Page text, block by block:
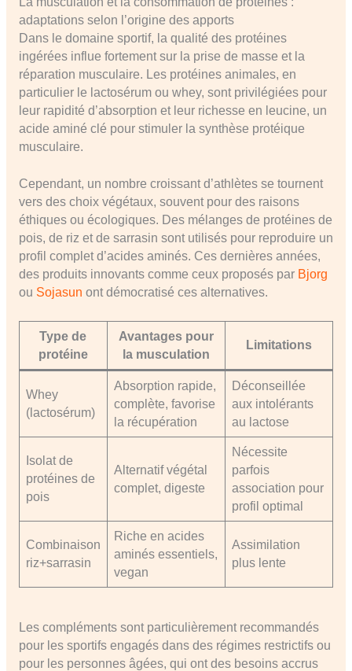
adaptations selon l’origine des apports
Dans le domaine sportif, la qualité des protéines
ingérées influe fortement sur la prise de masse et la
réparation musculaire. Les protéines animales, en
particulier le lactosérum ou whey, sont privilégiées pour
leur rapidité d’absorption et leur richesse en leucine, un
acide aminé clé pour stimuler la synthèse protéique
musculaire.
Cependant, un nombre croissant d’athlètes se tournent
vers des choix végétaux, souvent pour des raisons
éthiques ou écologiques. Des mélanges de protéines de
pois, de riz et de sarrasin sont utilisés pour reproduire un
profil complet d’acides aminés. Ces dernières années,
des produits innovants comme ceux proposés par Bjorg
ou Sojasun ont démocratisé ces alternatives.
Type de
protéine
Avantages pour
la musculation
Limitations
Whey
(lactosérum)
Absorption rapide,
complète, favorise
la récupération
Déconseillée
aux intolérants
au lactose
Isolat de
protéines de
pois
Alternatif végétal
complet, digeste
Nécessite
parfois
association pour
profil optimal
Combinaison
riz+sarrasin
Riche en acides
aminés essentiels,
vegan
Assimilation
plus lente
Les compléments sont particulièrement recommandés
pour les sportifs engagés dans des régimes restrictifs ou
pour les personnes âgées, qui ont des besoins accrus